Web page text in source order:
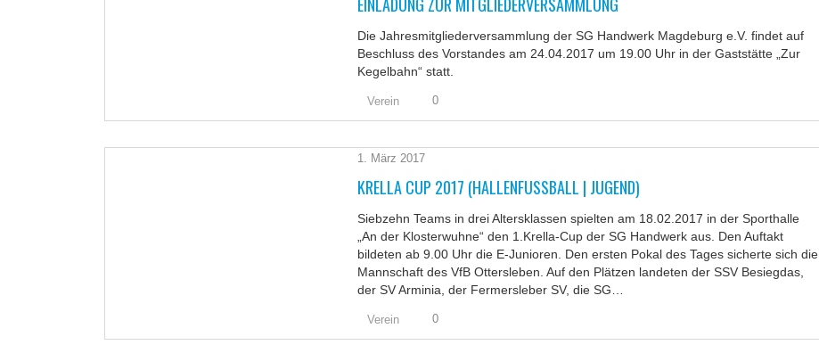
Die Jahresmitgliederversammlung der SG Handwerk Magdeburg e.V. findet auf
Beschluss des Vorstandes am 24.04.2017 um 19.00 Uhr in der Gaststätte „Zur
Kegelbahn“ statt.
Verein 0
1. März 2017
KRELLA CUP 2017 (HALLENFUSSBALL | JUGEND)
Siebzehn Teams in drei Altersklassen spielten am 18.02.2017 in der Sporthalle
„An der Klosterwuhne“ den 1.Krella-Cup der SG Handwerk aus. Den Auftakt
bildeten ab 9.00 Uhr die E-Junioren. Den ersten Pokal des Tages sicherte sich die
Mannschaft des VfB Ottersleben. Auf den Plätzen landeten der SSV Besiegdas,
der SV Arminia, der Fermersleber SV, die SG…
Verein 0